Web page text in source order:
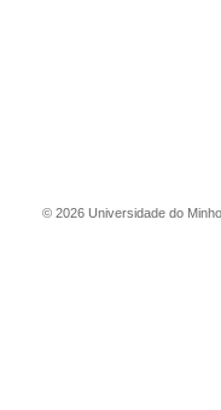
© 2026 Universidade do